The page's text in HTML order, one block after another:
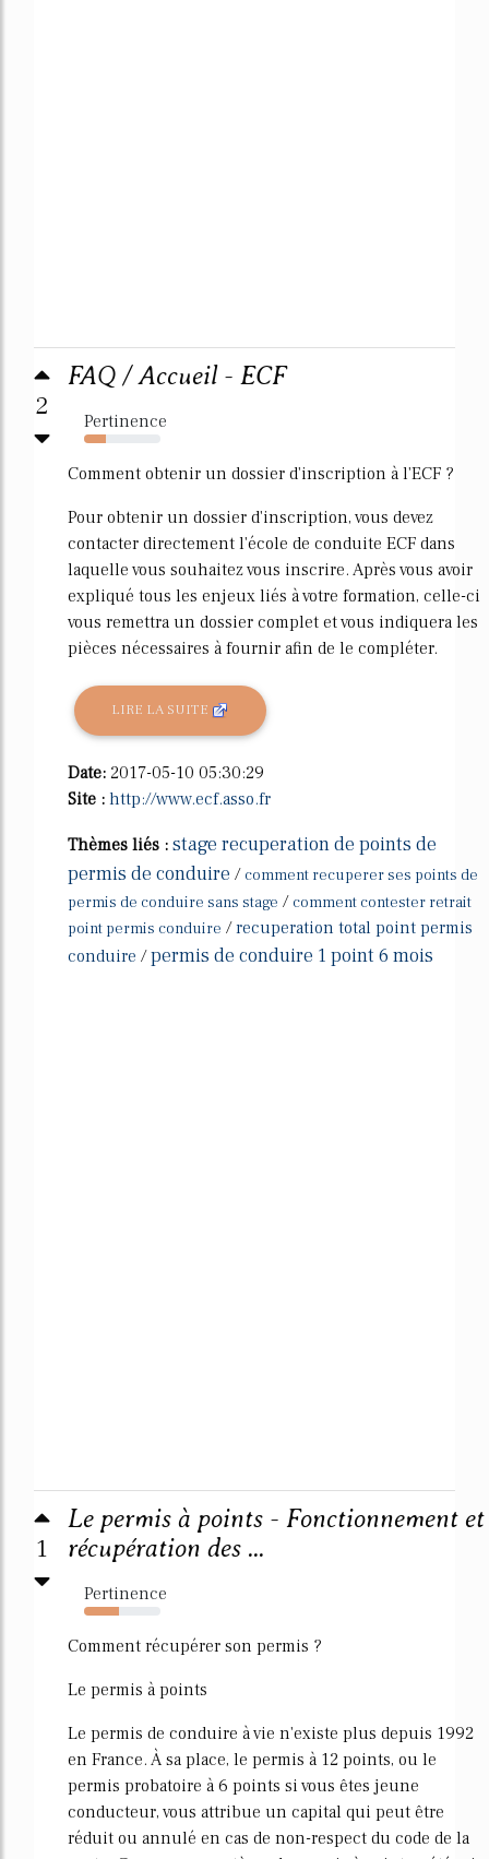
2
FAQ / Accueil - ECF
Pertinence
29%
Comment obtenir un dossier d'inscription à l'ECF ?
Pour obtenir un dossier d'inscription, vous devez
contacter directement l'école de conduite ECF dans
laquelle vous souhaitez vous inscrire. Après vous avoir
expliqué tous les enjeux liés à votre formation, celle-ci
vous remettra un dossier complet et vous indiquera les
pièces nécessaires à fournir afin de le compléter.
LIRE LA SUITE
Date: 2017-05-10 05:30:29
Site : http://www.ecf.asso.fr
Thèmes liés : stage recuperation de points de
permis de conduire / comment recuperer ses points de
permis de conduire sans stage / comment contester retrait
point permis conduire /recuperation total point permis
conduire /permis de conduire 1 point 6 mois
1
Le permis à points - Fonctionnement et
récupération des ...
Pertinence
45%
Comment récupérer son permis ?
Le permis à points
Le permis de conduire à vie n'existe plus depuis 1992
en France. À sa place, le permis à 12 points, ou le
permis probatoire à 6 points si vous êtes jeune
conducteur, vous attribue un capital qui peut être
réduit ou annulé en cas de non-respect du code de la